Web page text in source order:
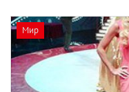
Мир